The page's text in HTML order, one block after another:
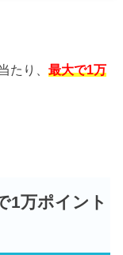
たり、最大で1万
1万ポイント